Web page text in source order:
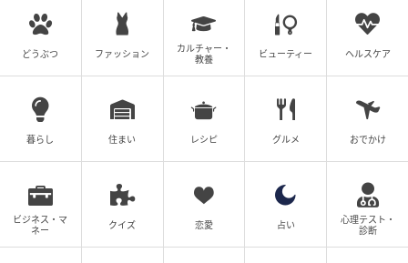
どうぶつ ファッション
カルチャー・
教養
ビューティー ヘルスケア
暮らし 住まい レシピ グルメ おでかけ
ビジネス・マ
ネー
クイズ 恋愛 占い
心理テスト・
診断